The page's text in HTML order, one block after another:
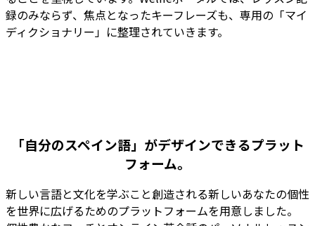
録のみならず、焦点となったキーフレーズも、専用の「マイ
ディクショナリー」に整理されていきます。
「自分のスペイン語」がデザインできるプラット
フォーム。
新しい言語と文化を学ぶこと創造される新しいあなたの個性
を世界に広げるためのプラットフォームを用意しました。